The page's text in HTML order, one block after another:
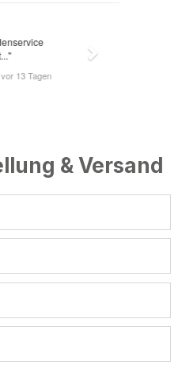
& Versand